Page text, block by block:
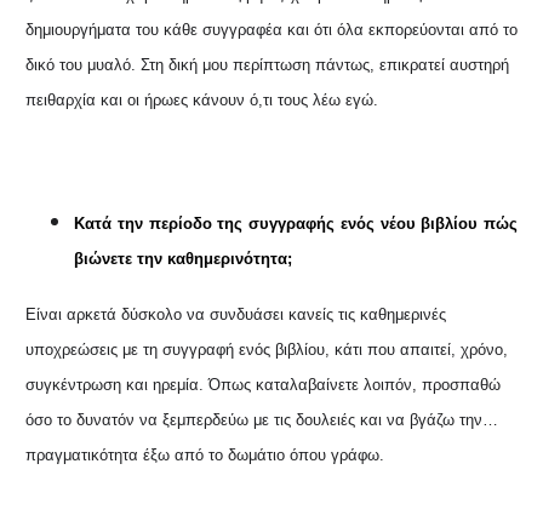
δημιουργήματα του κάθε συγγραφέα και ότι όλα εκπορεύονται από το
δικό του μυαλό. Στη δική μου περίπτωση πάντως, επικρατεί αυστηρή
πειθαρχία και οι ήρωες κάνουν ό,τι τους λέω εγώ.
Κατά την περίοδο της συγγραφής ενός νέου βιβλίου πώς
βιώνετε την καθημερινότητα;
Είναι αρκετά δύσκολο να συνδυάσει κανείς τις καθημερινές
υποχρεώσεις με τη συγγραφή ενός βιβλίου, κάτι που απαιτεί, χρόνο,
συγκέντρωση και ηρεμία. Όπως καταλαβαίνετε λοιπόν, προσπαθώ
όσο το δυνατόν να ξεμπερδεύω με τις δουλειές και να βγάζω την…
πραγματικότητα έξω από το δωμάτιο όπου γράφω.